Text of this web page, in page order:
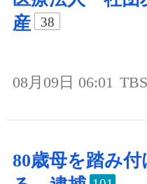
産
38
08月09日 06:01
80歳母を踏み